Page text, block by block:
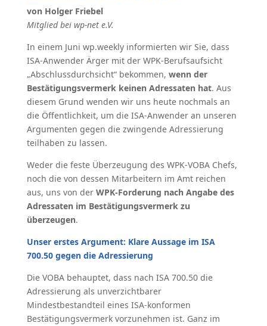
von Holger Friebel
Mitglied bei wp-net e.V.
In einem Juni wp.weekly informierten wir Sie, dass
ISA-Anwender Ärger mit der WPK-Berufsaufsicht
„Abschlussdurchsicht“ bekommen, wenn der
Bestätigungsvermerk keinen Adressaten hat. Aus
diesem Grund wenden wir uns heute nochmals an
die Öffentlichkeit, um die ISA-Anwender an unseren
Argumenten gegen die zwingende Adressierung
teilhaben zu lassen.
Weder die feste Überzeugung des WPK-VOBA Chefs,
noch die von dessen Mitarbeitern im Amt reichen
aus, uns von der WPK-Forderung nach Angabe des
Adressaten im Bestätigungsvermerk zu
überzeugen.
Unser erstes Argument: Klare Aussage im ISA
700.50 gegen die Adressierung
Die VOBA behauptet, dass nach ISA 700.50 die
Adressierung als unverzichtbarer
Mindestbestandteil eines ISA-konformen
Bestätigungsvermerk vorzunehmen ist. Ganz im